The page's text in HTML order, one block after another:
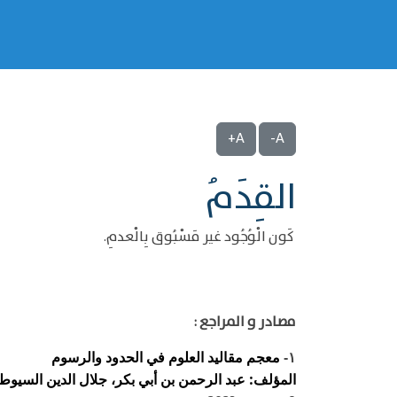
A-
A+
القِدَمُ
كَون الْوُجُود غير مَسْبُوق بِالْعدمِ.
مصادر و المراجع :
١-
معجم مقاليد العلوم في الحدود والرسوم
المؤلف: عبد الرحمن بن أبي بكر، جلال الدين السيوطي